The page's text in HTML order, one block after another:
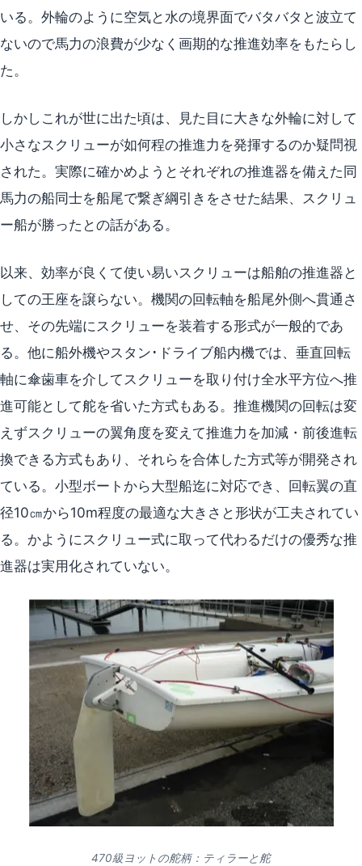
いる。外輪のように空気と水の境界面でバタバタと波立て
ないので馬力の浪費が少なく画期的な推進効率をもたらし
た。
しかしこれが世に出た頃は、見た目に大きな外輪に対して
小さなスクリューが如何程の推進力を発揮するのか疑問視
された。実際に確かめようとそれぞれの推進器を備えた同
馬力の船同士を船尾で繋ぎ綱引きをさせた結果、スクリュ
ー船が勝ったとの話がある。
以来、効率が良くて使い易いスクリューは船舶の推進器と
しての王座を譲らない。機関の回転軸を船尾外側へ貫通さ
せ、その先端にスクリューを装着する形式が一般的であ
る。他に船外機やスタン･ドライブ船内機では、垂直回転
軸に傘歯車を介してスクリューを取り付け全水平方位へ推
進可能として舵を省いた方式もある。推進機関の回転は変
えずスクリューの翼角度を変えて推進力を加減・前後進転
換できる方式もあり、それらを合体した方式等が開発され
ている。小型ボートから大型船迄に対応でき、回転翼の直
径10㎝から10m程度の最適な大きさと形状が工夫されてい
る。かようにスクリュー式に取って代わるだけの優秀な推
進器は実用化されていない。
470級ヨットの舵柄：ティラーと舵